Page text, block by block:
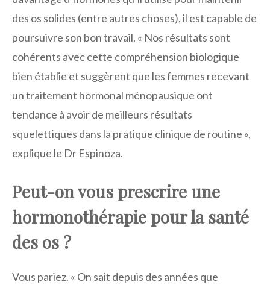
des os solides (entre autres choses), il est capable de
poursuivre son bon travail. « Nos résultats sont
cohérents avec cette compréhension biologique
bien établie et suggèrent que les femmes recevant
un traitement hormonal ménopausique ont
tendance à avoir de meilleurs résultats
squelettiques dans la pratique clinique de routine »,
explique le Dr Espinoza.
Peut-on vous prescrire une
hormonothérapie pour la santé
des os ?
Vous pariez. « On sait depuis des années que